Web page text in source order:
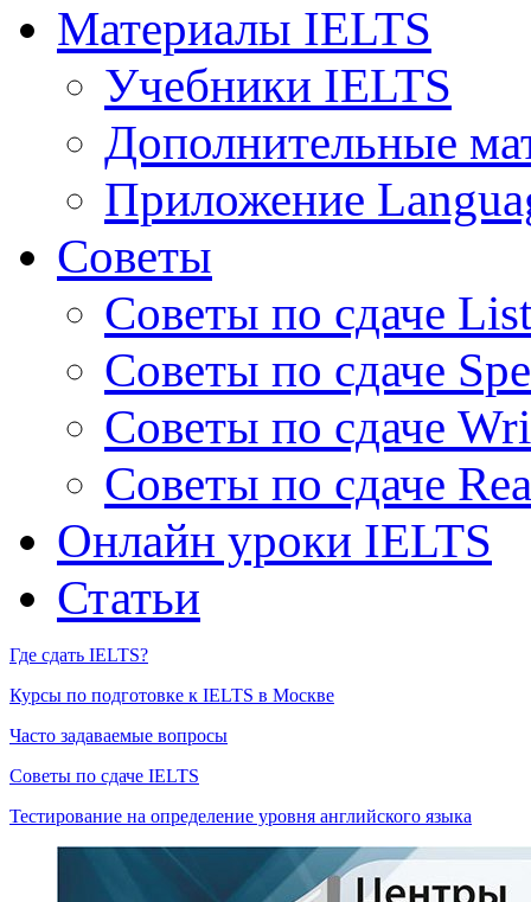
Материалы IELTS
Учебники IELTS
Дополнительные
Приложение
Советы
Советы по сдаче
Советы по сдаче
Советы по сдаче
Советы по сдаче
Онлайн уроки IELTS
Статьи
Где сдать IELTS?
Курсы по подготовке к IELTS в Москве
Часто задаваемые вопросы
Советы по сдаче IELTS
Тестирование на определение уровня английского языка